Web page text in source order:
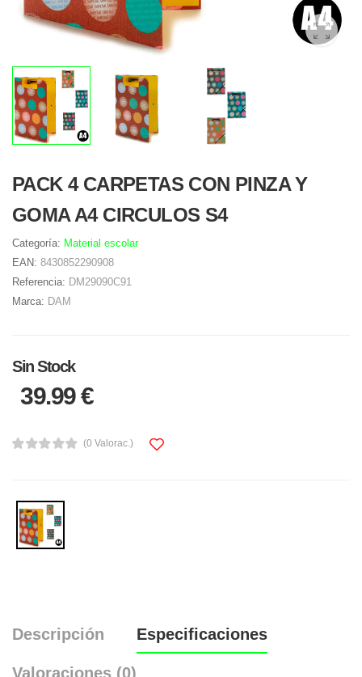
PACK 4 CARPETAS CON PINZA Y
GOMA A4 CIRCULOS S4
Categoría: Material escolar
EAN: 8430852290908
Referencia: DM29090C91
Marca: DAM
Sin Stock
39.99 €
(0 Valorac.)
Descripción Especificaciones
Valoraciones (0)